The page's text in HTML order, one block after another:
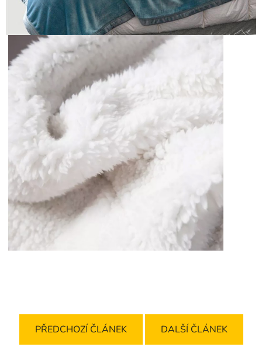
PŘEDCHOZÍ ČLÁNEK DALŠÍ ČLÁNEK